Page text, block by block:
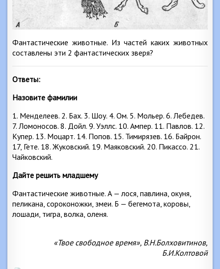
Фантастические животные. Из частей каких животных
составлены эти 2 фантастических зверя?
Ответы:
Назовите фамилии
1. Менделеев. 2. Бах. 3. Шоу. 4. Ом. 5. Мольер. 6. Лебедев.
7. Ломоносов. 8. Дойл. 9. Уэллс. 10. Ампер. 11. Павлов. 12.
Купер. 13. Моцарт. 14. Попов. 15. Тимирязев. 16. Байрон.
17, Гете. 18. Жуковский. 19. Маяковский. 20. Пикассо. 21.
Чайковский.
Дайте решить младшему
Фантастические животные. А — лося, павлина, окуня,
пеликана, сороконожки, змеи. Б — бегемота, коровы,
лошади, тигра, волка, оленя.
«Твое свободное время», В.Н.Болховитинов,
Б.И.Колтовой